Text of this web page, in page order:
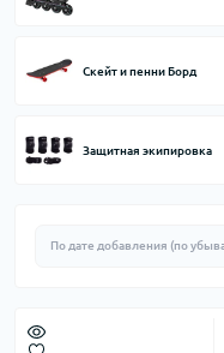
Скейт и пенни Борд
Защитная экипировка